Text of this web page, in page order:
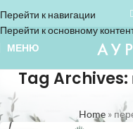
Перейти к навигации
Перейти к основному
МЕНЮ
Tag Archives:
Home»